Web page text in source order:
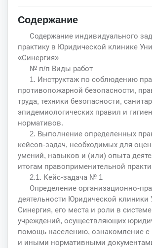
Содержание
Содержание индивидуального
практику в Юридической клинике
«Синергия»
№ п/п Виды работ
1. Инструктаж по соблюдению
противопожарной безопасности,
труда, техники безопасности,
эпидемиологических правил и
нормативов.
2. Выполнение определенных
кейсов-задач, необходимых для
умений, навыков и (или) опыта
итогам правоприменительной
2.1. Кейс-задача № 1
Определение организационно-
деятельности Юридической клиники
Синергия, его места и роли в
учреждений, осуществляющих
помощь населению, ознакомление с
и иными нормативными